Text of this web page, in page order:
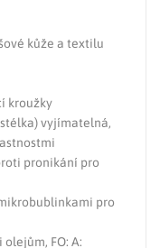
kůže a textilu
kroužky
vyjímatelná,
pronikání pro
pro
FO: A: